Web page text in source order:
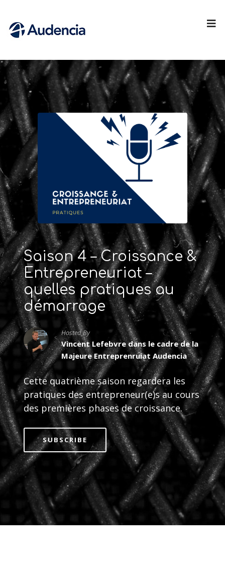
Saison 4 – Croissance &
Entrepreneuriat –
quelles pratiques au
démarrage
Hosted By
Vincent Lefebvre dans le cadre de la
Majeure Entreprenruiat Audencia
Cette quatrième saison regardera les
pratiques des entrepreneur(e)s au cours
des premières phases de croissance.
SUBSCRIBE